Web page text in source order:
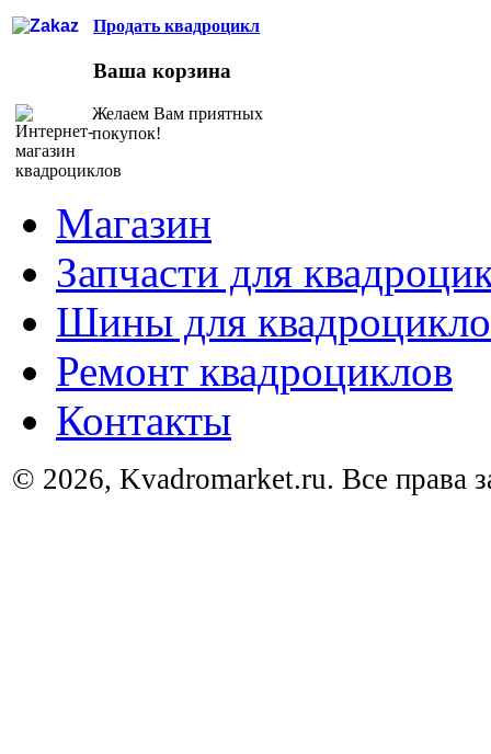
Продать квадроцикл
Ваша корзина
Желаем Вам приятных
покупок!
Магазин
Запчасти для
Шины для
Ремонт квадроциклов
Контакты
© 2026, Kvadromarket.ru. Все права